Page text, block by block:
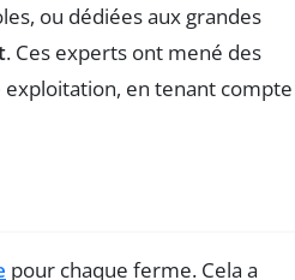
ou dédiées aux grandes
. Ces experts ont mené des
en tenant compte
pour chaque ferme. Cela a